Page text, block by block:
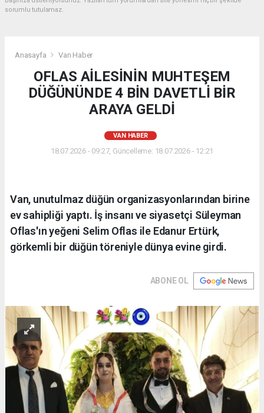
sorumlu tutulamaz.
Anasayfa Van Haber
OFLAS AİLESİNİN MUHTEŞEM
DÜĞÜNÜNDE 4 BİN DAVETLİ BİR
ARAYA GELDİ
VAN HABER
18.07.2026 - 09:27, Güncelleme: 18.07.2026 - 12:21
Van, unutulmaz düğün organizasyonlarından birine
ev sahipliği yaptı. İş insanı ve siyasetçi Süleyman
Oflas'ın yeğeni Selim Oflas ile Edanur Ertürk,
görkemli bir düğün töreniyle dünya evine girdi.
ABONE OL